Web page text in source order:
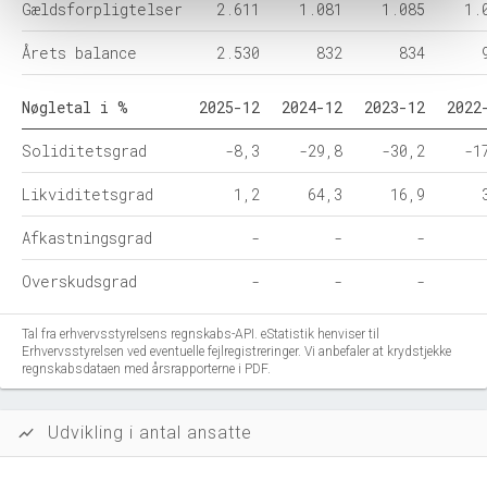
Gældsforpligtelser 2.611 1.081 1.085
Årets balance 2.530 832 834
Nøgletal i % 2025-12 2024-12 2023-12
Soliditetsgrad -8,3 -29,8 -30,2 -
Likviditetsgrad 1,2 64,3 16,9
Afkastningsgrad - - -
Overskudsgrad - - -
Tal fra erhvervsstyrelsens regnskabs-API. eStatistik henviser til
Erhvervsstyrelsen ved eventuelle fejlregistreringer. Vi anbefaler at krydstjekke
regnskabsdataen med årsrapporterne i PDF.
show_chart Udvikling i antal ansatte